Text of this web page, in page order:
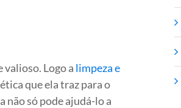
Logo a limpeza e
que ela traz para o
não só pode ajudá-lo a